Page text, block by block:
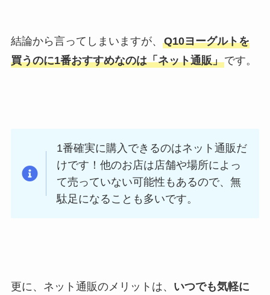
結論から言ってしまいますが、 Q10ヨーグルトを
買うのに1番おすすめなのは「ネット通販」です。
1番確実に購入できるのはネット通販だ
けです！他のお店は店舗や場所によっ
て売っていない可能性もあるので、無
駄足になることも多いです。
更に、ネット通販のメリットは、 いつでも気軽に